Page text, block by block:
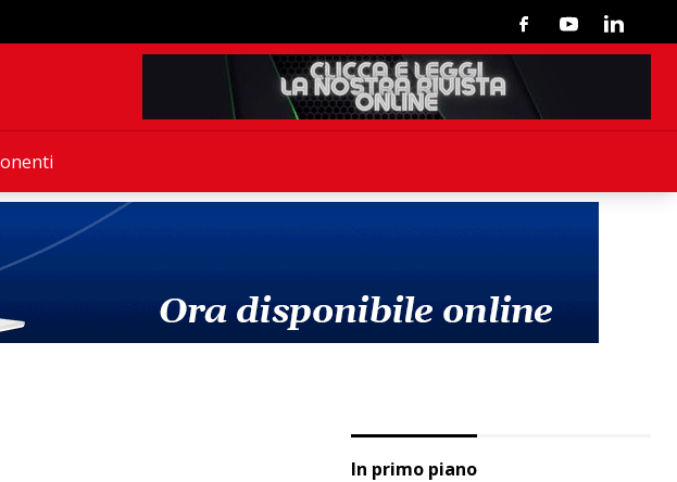
FacebookYoutubeLinkedin
In primo piano